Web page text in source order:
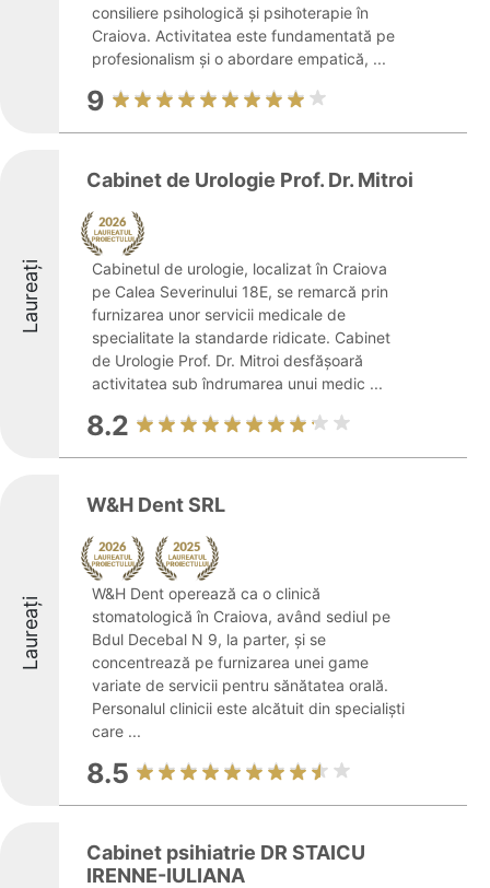
consiliere psihologică și psihoterapie în
Craiova. Activitatea este fundamentată pe
profesionalism și o abordare empatică, ...
9
Laureați
Cabinet de Urologie Prof. Dr. Mitroi
Cabinetul de urologie, localizat în Craiova
pe Calea Severinului 18E, se remarcă prin
furnizarea unor servicii medicale de
specialitate la standarde ridicate. Cabinet
de Urologie Prof. Dr. Mitroi desfășoară
activitatea sub îndrumarea unui medic ...
8.2
Laureați
W&H Dent SRL
W&H Dent operează ca o clinică
stomatologică în Craiova, având sediul pe
Bdul Decebal N 9, la parter, și se
concentrează pe furnizarea unei game
variate de servicii pentru sănătatea orală.
Personalul clinicii este alcătuit din specialiști
care ...
8.5
Cabinet psihiatrie DR STAICU
IRENNE-IULIANA